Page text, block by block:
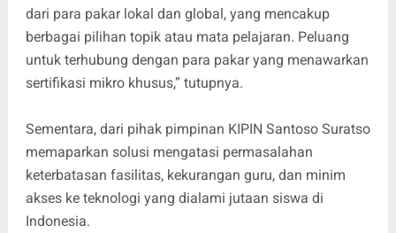
dari para pakar lokal dan global, yang mencakup
berbagai pilihan topik atau mata pelajaran. Peluang
untuk terhubung dengan para pakar yang menawarkan
sertifikasi mikro khusus,” tutupnya.
Sementara, dari pihak pimpinan KIPIN ⁠Santoso Suratso
memaparkan solusi mengatasi permasalahan
keterbatasan fasilitas, kekurangan guru, dan minim
akses ke teknologi yang dialami jutaan siswa di
Indonesia.